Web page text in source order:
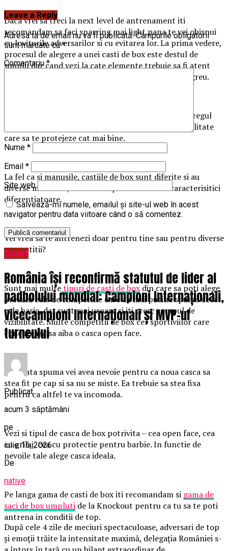
Daca vrei sa treci la next level de antrenament iti
recomandam sa faci sparring mai light pana te vei obisnui
cu loviturile adversarilor si cu evitarea lor. La prima vedere,
procesul de alegere a unei casti de box este destul de
simplu dar cand vezi la cate elemente trebuie sa fi atent
parca vei constata ca procesul de alegere este mai greu.
Cand te gandesti ca o casca de box iti va proteja intregul
cap si pometii parca ai vrea sa alegi un produs de calitate
care sa te protejeze cat mai bine.
La fel ca si manusile, castiile de box sunt diferite si au
diverse materiale, sisteme de prindere si alte caracterisitici
diferentiatoare.
Vei vrea sa te antrenezi doar pentru tine sau pentru diverse
competitii?
Sunt mai multetipuri de casti de box din care sa poti alege
precum cele de competitie care au mai putina spuma decat
cele basic, dar sunt mai usoare si iti cresc campul de
vizibilitate. Multe competitii de box cer sportiviilor care
concureaza sa aiba o casca open face.
Vezi cata spuma vei avea nevoie pentru ca noua casca sa
stea fit pe cap si sa nu se miste. Ea trebuie sa stea fixa
pentru ca altfel te va incomoda.
Vezi si tipul de casca de box potrivita – cea open face, cea
cu grilaj, cea cu protectie pentru barbie. In functie de
nevoile tale alege casca ideala.
Pe langa gama de casti de box iti recomandam si gama de
saci de box umpluti de la Knockout pentru ca tu sa te poti
antrena in conditii de top.
Leave a Reply
Adresa ta de email nu va fi publicată. Câmpurile obligatorii
sunt marcate cu*
Comentariu*
Nume *
Email *
Site web
Salvează-mi numele, emailul și site-ul web în acest
navigator pentru data viitoare când o să comentez.
Sport
România își reconfirmă statutul de lider al
padbolului mondial: Campioni Internaționali,
Vicecampioni Internaționali și MVP-ul
turneului
Publicat
acum 3 săptămâni
pe
iulie 16, 2026
De
native
După cele 4 zile de meciuri spectaculoase, adversari de top
și emoții trăite la intensitate maximă, delegația României s-